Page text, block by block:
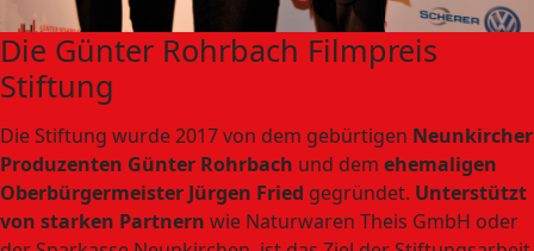
Die Günter Rohrbach Filmpreis
Stiftung
Die Stiftung wurde 2017 von dem gebürtigen Neunkircher
Produzenten Günter Rohrbach und dem ehemaligen
Oberbürgermeister Jürgen Fried gegründet. Unterstützt
von starken Partnern wie Naturwaren Theis GmbH oder